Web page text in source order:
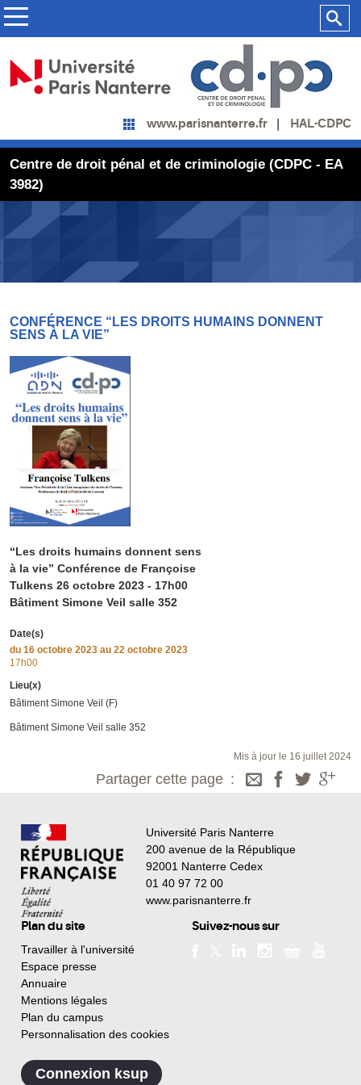
www.parisnanterre.fr HAL-CDPC
Centre de droit pénal et de criminologie (CDPC - EA
3982)
CONFÉRENCE “LES DROITS HUMAINS DONNENT
SENS À LA VIE”
“Les droits humains donnent sens
à la vie” Conférence de Françoise
Tulkens 26 octobre 2023 - 17h00
Bâtiment Simone Veil salle 352
Date(s)
du 16 octobre 2023 au 22 octobre 2023
17h00
Lieu(x)
Bâtiment Simone Veil (F)
Bâtiment Simone Veil salle 352
Mis à jour le 16 juillet 2024
Partager cette page
Université Paris Nanterre
200 avenue de la République
92001 Nanterre Cedex
01 40 97 72 00
www.parisnanterre.fr
Plan du site
Travailler à l'université
Espace presse
Annuaire
Mentions légales
Plan du campus
Personnalisation des cookies
Suivez-nous sur
Connexion ksup